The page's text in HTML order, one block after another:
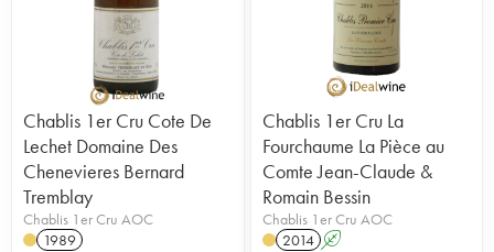
Chablis 1er Cru Cote De
Lechet Domaine Des
Chenevieres Bernard
Tremblay
Chablis 1er Cru AOC
1989
Chablis 1er Cru La
Fourchaume La Pièce au
Comte Jean-Claude &
Romain Bessin
Chablis 1er Cru AOC
2014 A